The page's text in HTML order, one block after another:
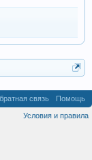
связь Помощь
Условия и правила